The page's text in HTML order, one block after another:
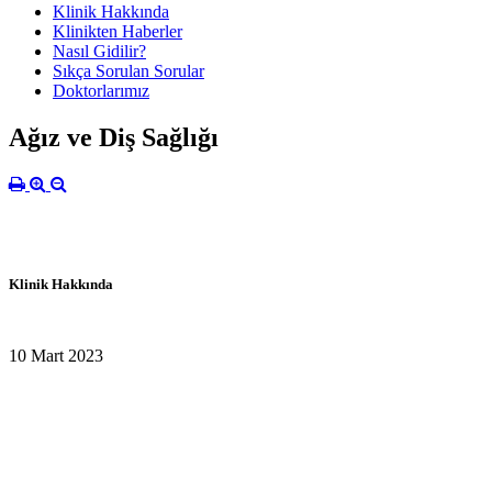
Klinik Hakkında
Klinikten Haberler
Nasıl Gidilir?
Sıkça Sorulan Sorular
Doktorlarımız
Ağız ve Diş Sağlığı
Klinik Hakkında
10 Mart 2023